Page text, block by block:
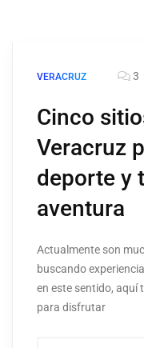
VERACRUZ 3
Cinco
Veracruz
deporte y
aventura
Actualmente son
buscando
en este sentido, aquí
para disfrutar